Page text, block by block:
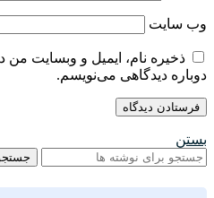
وب‌ سایت
ذخیره نام، ایمیل و وبسایت من
دوباره دیدگاهی می‌نویسم.
بستن